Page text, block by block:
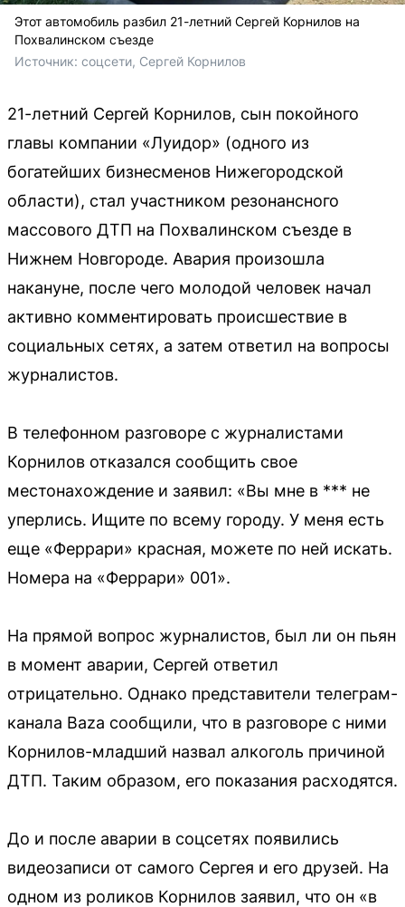
Этот автомобиль разбил 21-летний Сергей Корнилов на
Похвалинском съезде
Источник: соцсети, Сергей Корнилов
21-летний Сергей Корнилов, сын покойного
главы компании «Луидор» (одного из
богатейших бизнесменов Нижегородской
области), стал участником резонансного
массового ДТП на Похвалинском съезде в
Нижнем Новгороде. Авария произошла
накануне, после чего молодой человек начал
активно комментировать происшествие в
социальных сетях, а затем ответил на вопросы
журналистов.
В телефонном разговоре с журналистами
Корнилов отказался сообщить свое
местонахождение и заявил: «Вы мне в *** не
уперлись. Ищите по всему городу. У меня есть
еще «Феррари» красная, можете по ней искать.
Номера на «Феррари» 001».
На прямой вопрос журналистов, был ли он пьян
в момент аварии, Сергей ответил
отрицательно. Однако представители телеграм-
канала Baza сообщили, что в разговоре с ними
Корнилов-младший назвал алкоголь причиной
ДТП. Таким образом, его показания расходятся.
До и после аварии в соцсетях появились
видеозаписи от самого Сергея и его друзей. На
одном из роликов Корнилов заявил, что он «в